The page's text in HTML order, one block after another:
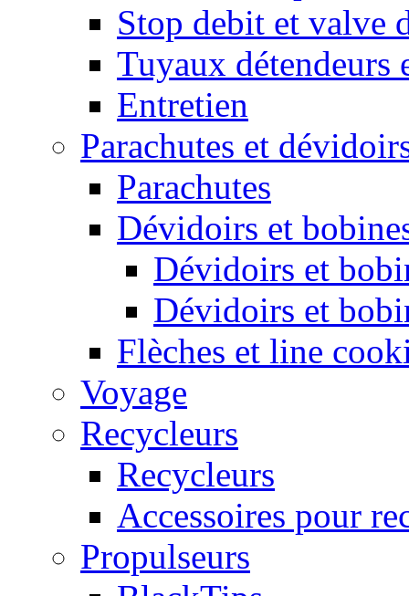
Stop debit et valve
Tuyaux détendeurs
Entretien
Parachutes et
Parachutes
Dévidoirs et
Dévidoirs et
Dévidoirs et
Flèches et line
Voyage
Recycleurs
Recycleurs
Accessoires pour
Propulseurs